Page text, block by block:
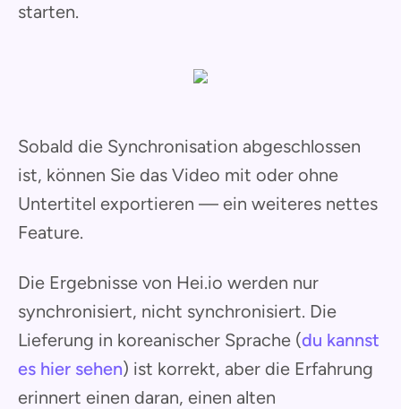
starten.
Sobald die Synchronisation abgeschlossen
ist, können Sie das Video mit oder ohne
Untertitel exportieren — ein weiteres nettes
Feature.
Die Ergebnisse von Hei.io werden nur
synchronisiert, nicht synchronisiert. Die
Lieferung in koreanischer Sprache (du kannst
es hier sehen) ist korrekt, aber die Erfahrung
erinnert einen daran, einen alten